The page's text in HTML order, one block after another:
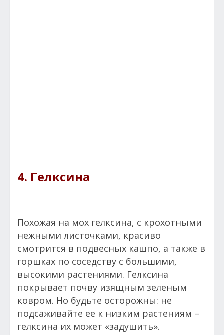
4. Гелксина
Похожая на мох гелксина, с крохотными
нежными листочками, красиво
смотрится в подвесных кашпо, а также в
горшках по соседству с большими,
высокими растениями. Гелксина
покрывает почву изящным зеленым
ковром. Но будьте осторожны: не
подсаживайте ее к низким растениям –
гелксина их может «задушить».